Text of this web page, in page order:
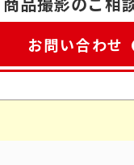
お問い合わせ